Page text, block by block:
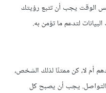
الوقت يجب أن تتبع رؤيتك
لتدعم ما تؤمن به.
أم لا، كن ممتنًا لذلك الشخص،
يجب أن يصبح كل